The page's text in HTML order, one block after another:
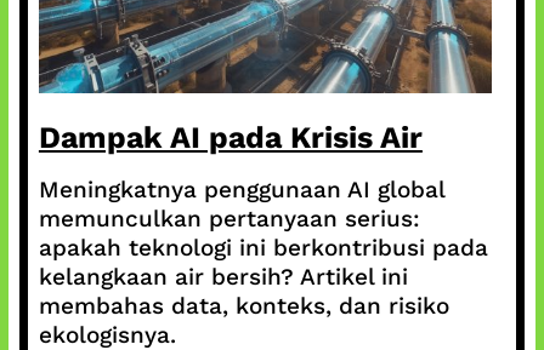
Dampak AI pada Krisis Air
Meningkatnya penggunaan AI global
memunculkan pertanyaan serius:
apakah teknologi ini berkontribusi pada
kelangkaan air bersih? Artikel ini
membahas data, konteks, dan risiko
ekologisnya.